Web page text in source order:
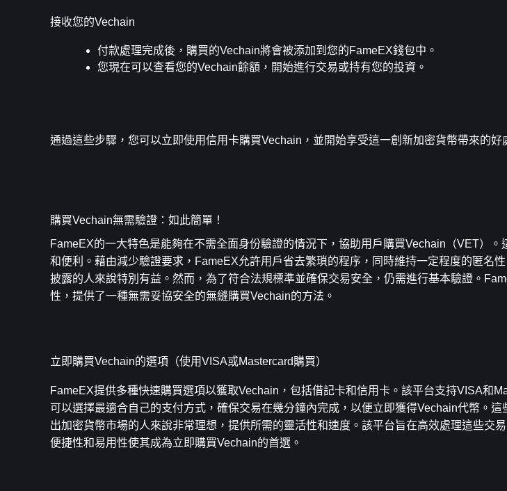
接收您的Vechain
付款處理完成後，購買的Vechain將會被添加到您的FameEX錢包中。
您現在可以查看您的Vechain餘額，開始進行交易或持有您的投資。
通過這些步驟，您可以立即使用信用卡購買Vechain，並開始享受這一創新加密貨幣帶來的好
購買Vechain無需驗證：如此簡單！
FameEX的一大特色是能夠在不需全面身份驗證的情況下，協助用戶購買Vechain（VET）
和便利。藉由減少驗證要求，FameEX允許用戶省去繁瑣的程序，同時維持一定程度的匿名
披露的人來說特別有益。然而，為了符合法規標準並確保交易安全，仍需進行基本驗證。
性，提供了一種無需妥協安全的無縫購買Vechain的方法。
立即購買Vechain的選項（使用VISA或Mastercard購買）
FameEX提供多種快速購買選項以獲取Vechain，包括借記卡和信用卡。該平台支持VISA和
可以選擇最適合自己的支付方式，確保交易在幾分鐘內完成，以便立即獲得Vechain代幣。
出加密貨幣市場的人來說非常理想，提供所需的靈活性和速度。該平台旨在高效處理這些交
便捷性和易用性使其成為立即購買Vechain的首選。